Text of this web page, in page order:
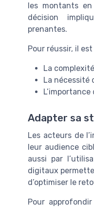
les montants
décision
prenantes.
Pour réussir, il
La
La nécessité
Adapter sa
Les acteurs de
leur audience
aussi par
digitaux
d’optimiser le
Pour